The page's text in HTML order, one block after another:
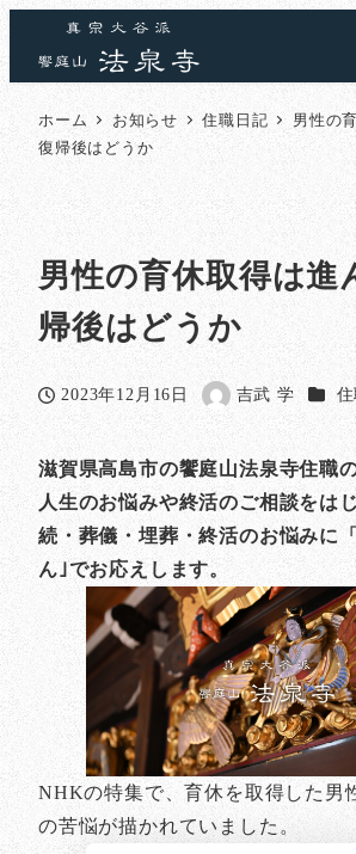
ホーム お知らせ 住職日記
男性の
復帰後はどうか
男性の育休取得は進
帰後はどうか
投稿日
2023年12月16日
著
者
吉武 学 カテ
滋賀県高島市の饗庭山法泉寺住職
人生のお悩みや終活のご相談をは
続・葬儀・埋葬・終活のお悩みに
ん｣でお応えします。
NHKの特集で、育休を取得した男
の苦悩が描かれていました。